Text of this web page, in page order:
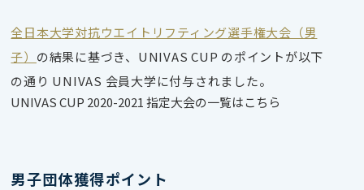
全日本大学対抗ウエイトリフティング選手権大会（男
子） の結果に基づき、UNIVAS CUP のポイントが以下
の通り UNIVAS 会員大学に付与されました。
UNIVAS CUP 2020-2021 指定大会の一覧はこちら
男子団体獲得ポイント